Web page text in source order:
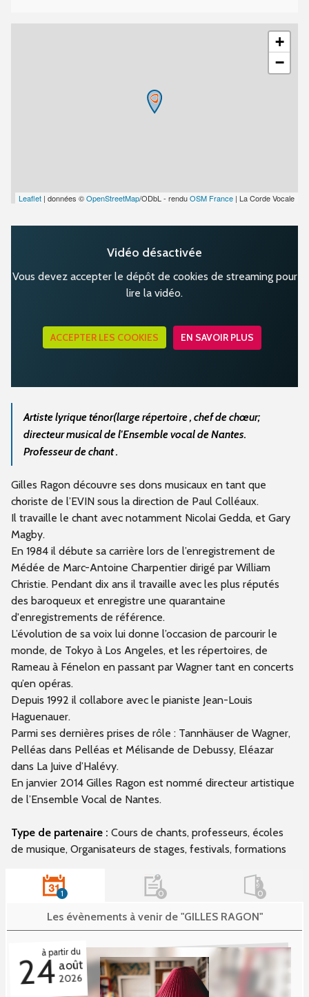
+
−
Leaflet | données ©OpenStreetMap/ODbL - renduOSM France | La Corde Vocale
Vidéo désactivée
Vous devez accepter le dépôt de cookies de streaming pour
lire la vidéo.
ACCEPTER LES COOKIES EN SAVOIR PLUS
Artiste lyrique ténor(large répertoire , chef de chœur;
directeur musical de l'Ensemble vocal de Nantes.
Professeur de chant .
Gilles Ragon découvre ses dons musicaux en tant que
choriste de l’EVIN sous la direction de Paul Colléaux.
Il travaille le chant avec notamment Nicolai Gedda, et Gary
Magby.
En 1984 il débute sa carrière lors de l’enregistrement de
Médée de Marc-Antoine Charpentier dirigé par William
Christie. Pendant dix ans il travaille avec les plus réputés
des baroqueux et enregistre une quarantaine
d'enregistrements de référence.
L’évolution de sa voix lui donne l’occasion de parcourir le
monde, de Tokyo à Los Angeles, et les répertoires, de
Rameau à Fénelon en passant par Wagner tant en concerts
qu’en opéras.
Depuis 1992 il collabore avec le pianiste Jean-Louis
Haguenauer.
Parmi ses dernières prises de rôle : Tannhäuser de Wagner,
Pelléas dans Pelléas et Mélisande de Debussy, Eléazar
dans La Juive d’Halévy.
En janvier 2014 Gilles Ragon est nommé directeur artistique
de l’Ensemble Vocal de Nantes.
Type de partenaire : Cours de chants, professeurs, écoles
de musique, Organisateurs de stages, festivals, formations
1
Les évènements à venir de "GILLES RAGON"
à partir du
24 août
2026
0 0